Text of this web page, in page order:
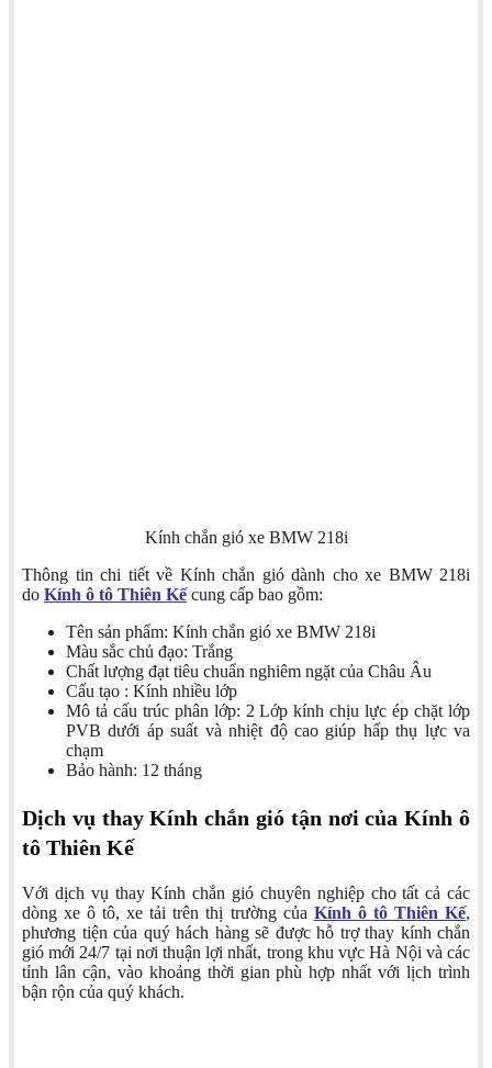
Kính chắn gió xe BMW 218i
Thông tin chi tiết về Kính chắn gió dành cho xe BMW 218i
do Kính ô tô Thiên Kếcung cấp bao gồm:
Tên sản phẩm: Kính chắn gió xe BMW 218i
Màu sắc chủ đạo: Trắng
Chất lượng đạt tiêu chuẩn nghiêm ngặt của Châu Âu
Cấu tạo : Kính nhiều lớp
Mô tả cấu trúc phân lớp: 2 Lớp kính chịu lực ép chặt lớp
PVB dưới áp suất và nhiệt độ cao giúp hấp thụ lực va
chạm
Bảo hành: 12 tháng
Dịch vụ thay Kính chắn gió tận nơi của Kính ô
tô Thiên Kế
Với dịch vụ thay Kính chắn gió chuyên nghiệp cho tất cả các
dòng xe ô tô, xe tải trên thị trường của Kính ô tô Thiên Kế,
phương tiện của quý hách hàng sẽ được hỗ trợ thay kính chắn
gió mới 24/7 tại nơi thuận lợi nhất, trong khu vực Hà Nội và các
tỉnh lân cận, vào khoảng thời gian phù hợp nhất với lịch trình
bận rộn của quý khách.